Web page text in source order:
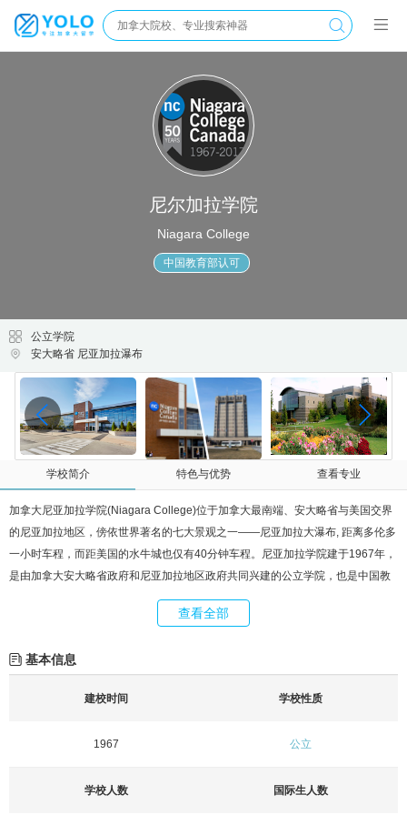
尼尔加拉学院
Niagara College
中国教育部认可
公立学院
安大略省 尼亚加拉瀑布
学校简介 特色与优势 查看专业
加拿大尼亚加拉学院(Niagara College)位于加拿大最南端、安大略省与美国交界
的尼亚加拉地区，傍依世界著名的七大景观之一——尼亚加拉大瀑布, 距离多伦多
一小时车程，而距美国的水牛城也仅有40分钟车程。尼亚加拉学院建于1967年，
是由加拿大安大略省政府和尼亚加拉地区政府共同兴建的公立学院，也是中国教
育部重点推荐的加拿大著名公立学院。
查看全部
基本信息
建校时间
1967
学校性质
公立
学校人数 国际生人数